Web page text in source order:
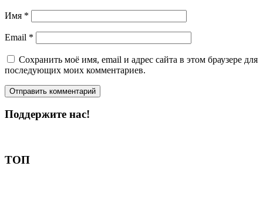
Имя *
Email *
Сохранить моё имя, email и адрес сайта в этом браузере для
последующих моих комментариев.
Поддержите нас!
ТОП